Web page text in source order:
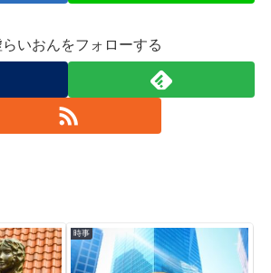
いおんをフォローする
時事